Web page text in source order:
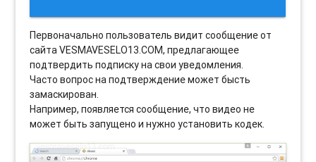
Первоначально пользователь видит сообщение от
сайта VESMAVESELO13.COM, предлагающее
подтвердить подписку на свои уведомления.
Часто вопрос на подтверждение может бысть
замаскирован.
Например, появляется сообщение, что видео не
может быть запущено и нужно установить кодек.